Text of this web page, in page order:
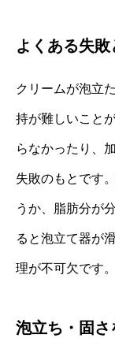
よくある失敗
クリームが泡立
持が難しいこと
らなかったり、
失敗のもとです
うか、脂肪分が
ると泡立て器が
理が不可欠です。
泡立ち・固さ